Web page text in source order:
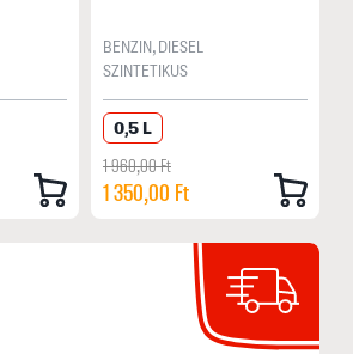
BENZIN, DIESEL
SZINTETIKUS
0,5 L
1 960,00 Ft
1 350,00 Ft